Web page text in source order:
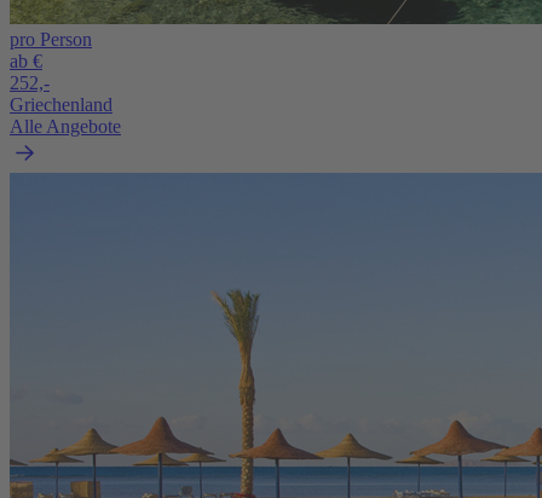
pro Person
ab €
252,-
Griechenland
Alle Angebote